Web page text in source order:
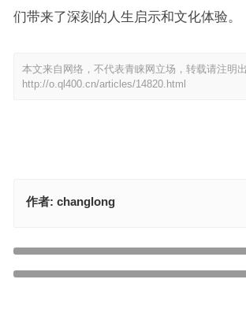
们带来了深刻的人生启示和文化体验。
本文来自网络，不代表青睐网立场，转载请注明出
http://o.ql400.cn/articles/14820.html
作者: changlong
买中十八不走实，三寸之舌一寸长代表指什么生